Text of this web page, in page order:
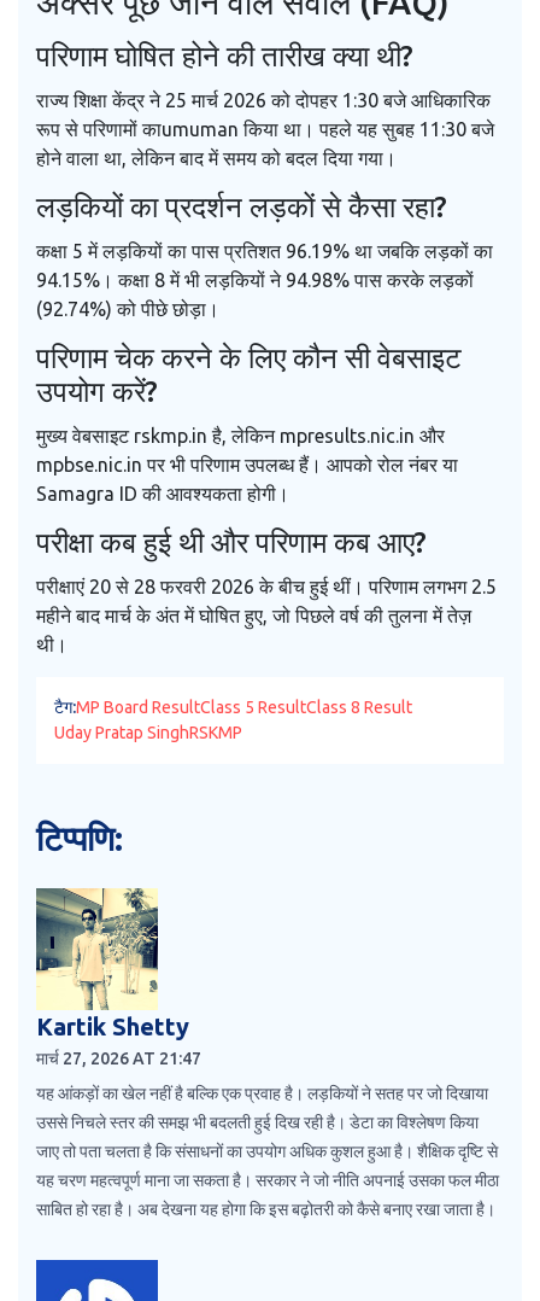
परिणाम घोषित होने की तारीख क्या थी?
राज्य शिक्षा केंद्र ने 25 मार्च 2026 को दोपहर 1:30 बजे आधिकारिक
रूप से परिणामों काumuman किया था। पहले यह सुबह 11:30 बजे
होने वाला था, लेकिन बाद में समय को बदल दिया गया।
लड़कियों का प्रदर्शन लड़कों से कैसा रहा?
कक्षा 5 में लड़कियों का पास प्रतिशत 96.19% था जबकि लड़कों का
94.15%। कक्षा 8 में भी लड़कियों ने 94.98% पास करके लड़कों
(92.74%) को पीछे छोड़ा।
परिणाम चेक करने के लिए कौन सी वेबसाइट
उपयोग करें?
मुख्य वेबसाइट rskmp.in है, लेकिन mpresults.nic.in और
mpbse.nic.in पर भी परिणाम उपलब्ध हैं। आपको रोल नंबर या
Samagra ID की आवश्यकता होगी।
परीक्षा कब हुई थी और परिणाम कब आए?
परीक्षाएं 20 से 28 फरवरी 2026 के बीच हुई थीं। परिणाम लगभग 2.5
महीने बाद मार्च के अंत में घोषित हुए, जो पिछले वर्ष की तुलना में तेज़
थी।
टैग:MP Board ResultClass 5 ResultClass 8 Result
Uday Pratap SinghRSKMP
टिप्पणि:
Kartik Shetty
मार्च 27, 2026 AT 21:47
यह आंकड़ों का खेल नहीं है बल्कि एक प्रवाह है। लड़कियों ने सतह पर जो दिखाया
उससे निचले स्तर की समझ भी बदलती हुई दिख रही है। डेटा का विश्लेषण किया
जाए तो पता चलता है कि संसाधनों का उपयोग अधिक कुशल हुआ है। शैक्षिक दृष्टि से
यह चरण महत्वपूर्ण माना जा सकता है। सरकार ने जो नीति अपनाई उसका फल मीठा
साबित हो रहा है। अब देखना यह होगा कि इस बढ़ोतरी को कैसे बनाए रखा जाता है।